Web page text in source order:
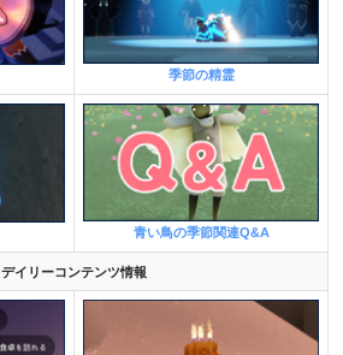
季節の精霊
青い鳥の季節関連Q&A
デイリーコンテンツ情報